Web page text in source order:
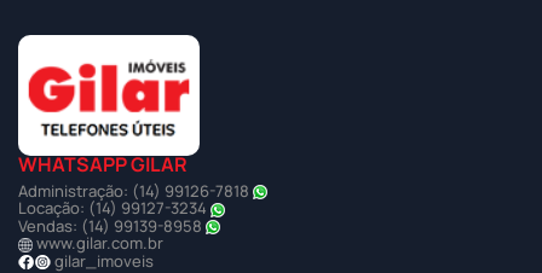
WHATSAPP GILAR
Administração: (14) 99126-7818
Locação: (14) 99127-3234
Vendas: (14) 99139-8958
www.gilar.com.br
gilar_imoveis